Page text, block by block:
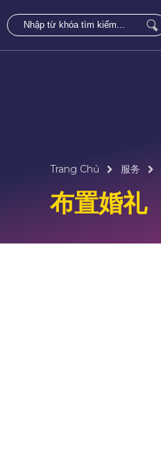
Trang Chủ 服务
布置婚礼